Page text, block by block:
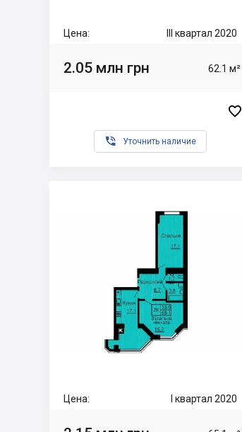
Цена: III квартал 2020
2.05 млн грн 62.1 м²

 Уточнить наличие
Цена: I квартал 2020